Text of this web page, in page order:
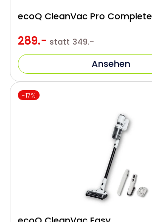
289.- statt 349.-
ecoQ CleanVac Pro Complete
Ansehen
-17%